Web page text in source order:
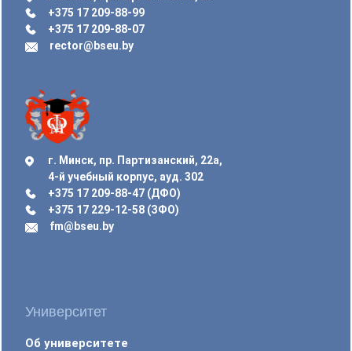
+375 17 209-88-99
+375 17 209-88-07
rector@bseu.by
г. Минск, пр. Партизанский, 22а,
4-й учебный корпус, ауд. 302
+375 17 209-88-47 (ДФО)
+375 17 229-12-58 (ЗФО)
fm@bseu.by
Университет
Об университете